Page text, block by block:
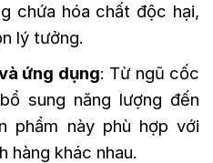
chứa hóa chất độc hại,
lý tưởng.
ứng dụng: Từ ngũ cốc
sung năng lượng đến
phẩm này phù hợp với
hàng khác nhau.